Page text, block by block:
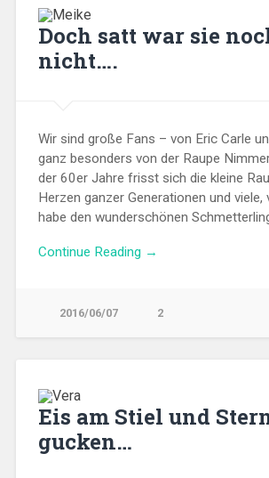
Doch satt war sie
nicht….
Wir sind große Fans – von Eric Carle
ganz besonders von der Raupe
der 60er Jahre frisst sich die kleine
Herzen ganzer Generationen und viele,
habe den wunderschönen
Continue Reading →
2016/06/07 2
Eis am Stiel und
gucken…